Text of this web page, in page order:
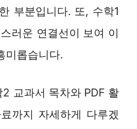
부분입니다. 또, 수학1
러운 연결선이 보여 이
미롭습니다.
교과서 목차와 PDF 활
까지 자세하게 다루겠